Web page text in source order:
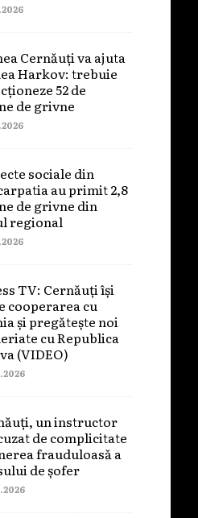
Cernăuți va ajuta
Harkov: trebuie
52 de
de grivne
sociale din
au primit 2,8
de grivne din
regional
TV: Cernăuți își
cooperarea cu
și pregătește noi
cu Republica
(VIDEO)
un instructor
de complicitate
frauduloasă a
de șofer